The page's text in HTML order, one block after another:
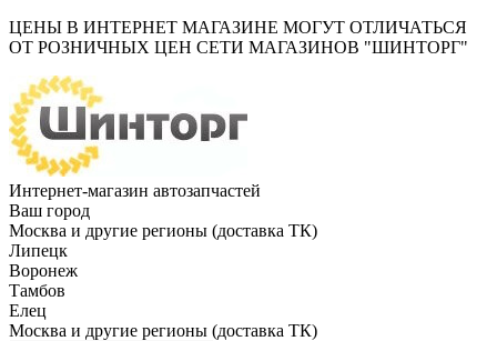
ЦЕНЫ В ИНТЕРНЕТ МАГАЗИНЕ МОГУТ ОТЛИЧАТЬСЯ
ОТ РОЗНИЧНЫХ ЦЕН СЕТИ МАГАЗИНОВ "ШИНТОРГ"
Интернет-магазин автозапчастей
Ваш город
Москва и другие регионы (доставка ТК)
Липецк
Воронеж
Тамбов
Елец
Москва и другие регионы (доставка ТК)